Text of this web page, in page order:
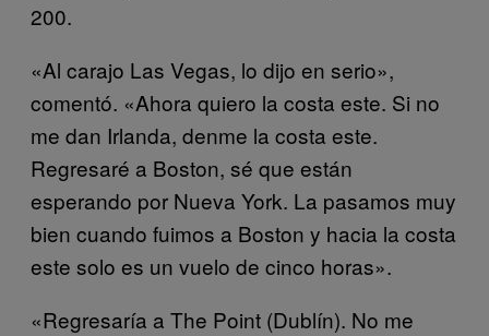
200.
«Al carajo Las Vegas, lo dijo en serio»,
comentó. «Ahora quiero la costa este. Si no
me dan Irlanda, denme la costa este.
Regresaré a Boston, sé que están
esperando por Nueva York. La pasamos muy
bien cuando fuimos a Boston y hacia la costa
este solo es un vuelo de cinco horas».
«Regresaría a The Point (Dublín). No me